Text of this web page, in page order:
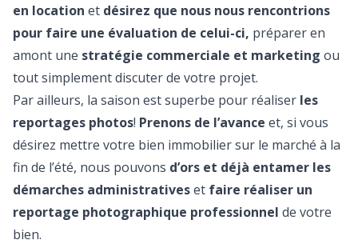
en location et désirez que nous nous rencontrions
pour faire une évaluation de celui-ci, préparer en
amont une stratégie commerciale et marketing ou
tout simplement discuter de votre projet.
Par ailleurs, la saison est superbe pour réaliser les
reportages photos! Prenons de l’avance et, si vous
désirez mettre votre bien immobilier sur le marché à la
fin de l’été, nous pouvons d’ors et déjà entamer les
démarches administrativeset faire réaliser un
reportage photographique professionnel de votre
bien.